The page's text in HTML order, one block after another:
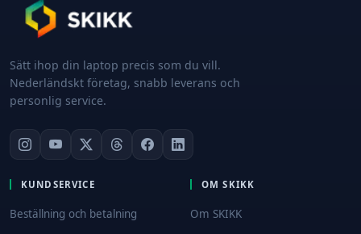
Sätt ihop din laptop precis som du vill.
Nederländskt företag, snabb leverans och
personlig service.
KUNDSERVICE
Beställning och betalning
OM SKIKK
Om SKIKK